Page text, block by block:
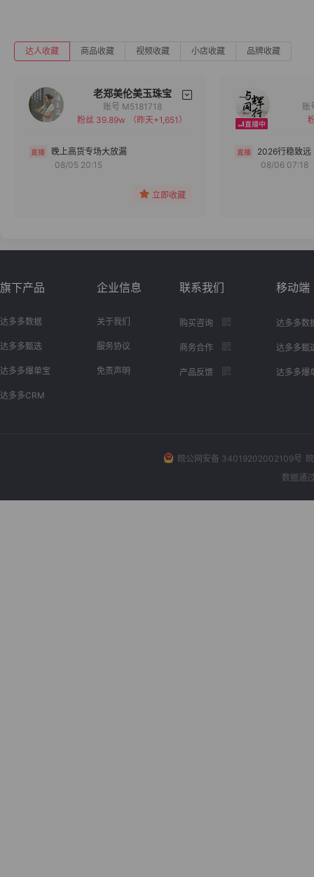
达人收藏 商品收藏 视频收藏 小店收藏 品牌收藏
老郑美伦美玉珠宝
备注
分组
账号 M5181718
粉丝 39.89w
（昨天+1,651）
晚上高货专场大放漏
08/05 20:15
立即收藏
2026行稳致远
08/06 07:18
旗下产品
达多多数据
达多多甄选
达多多爆单宝
达多多CRM
企业信息
关于我们
服务协议
免责声明
联系我们
购买咨询
商务合作
产品反馈
移动端
达多多数
达多多甄
达多多爆
皖公网安备 34019202002109号
数据通